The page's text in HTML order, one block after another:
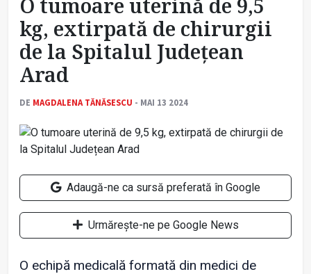
Demersuri pentru acces transfrontalier la date
Contractul cadru ar putea fi modificat
Comercializarea unor medicamente, blocată
temporar
kg, extirpată de chirurgii
de la Spitalul Județean
Arad
DE MAGDALENA TĂNĂSESCU - MAI 13 2024
Adaugă-ne ca sursă preferată în Google
Urmărește-ne pe Google News
O echipă medicală formată din medici de